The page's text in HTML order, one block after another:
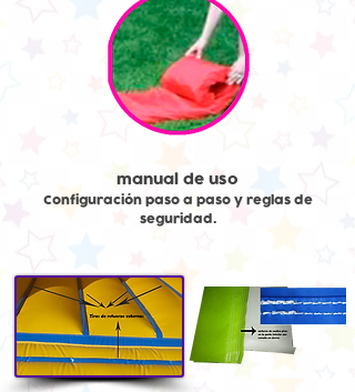
manual de uso
Configuración paso a paso y reglas de
seguridad.